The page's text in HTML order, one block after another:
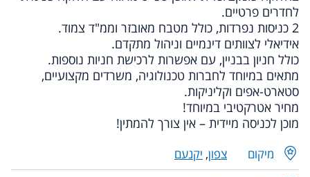
לחדרים פרטיים.
2 כניסות נפרדות, כולל מטבח מאובזר וממ"ד צמוד.
אידיאלי לצוותים דינמיים וניהול מתקדם.
כולל חניון בבניין, עם אפשרות לרכישת חניות נוספות.
מתאים במיוחד לחברות טכנולוגיה, משרדים מקצועיים,
סטארט-אפים וקליניקות.
מחיר אטרקטיבי במיוחד!
מוכן לכניסה מיידית – אין צורך להמתין!
מיקום צפון, יקנעם